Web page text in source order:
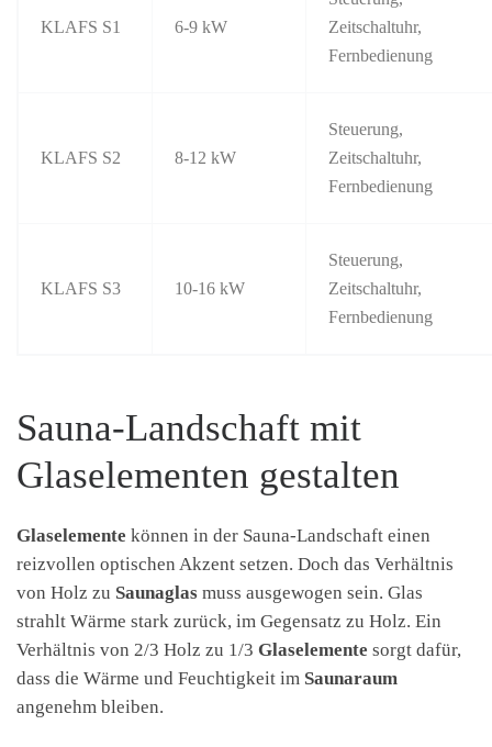
KLAFS S1 6-9 kW
Zeitschaltuhr,
Fernbedienung
KLAFS S2 8-12 kW
Steuerung,
Zeitschaltuhr,
Fernbedienung
KLAFS S3 10-16 kW
Steuerung,
Zeitschaltuhr,
Fernbedienung
Sauna-Landschaft mit
Glaselementen gestalten
Glaselemente können in der Sauna-Landschaft einen
reizvollen optischen Akzent setzen. Doch das Verhältnis
von Holz zu Saunaglas muss ausgewogen sein. Glas
strahlt Wärme stark zurück, im Gegensatz zu Holz. Ein
Verhältnis von 2/3 Holz zu 1/3 Glaselemente sorgt dafür,
dass die Wärme und Feuchtigkeit im Saunaraum
angenehm bleiben.